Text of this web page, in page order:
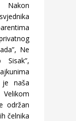
Nakon
Ne
je naša
održan
čelnika